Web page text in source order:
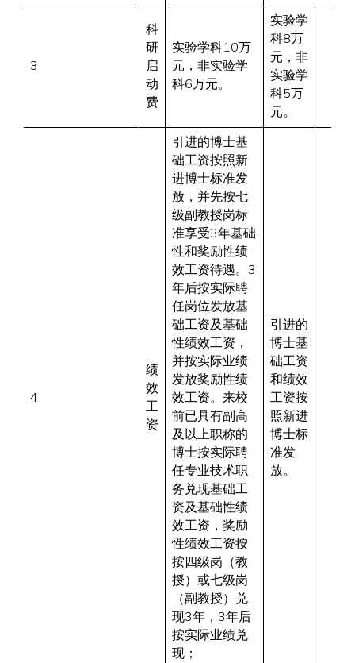
3
科
研
启
动
费
实验学科10万
元，非实验学
科6万元。
实验学
科8万
元，非
实验学
科5万
元。
4
绩
效
工
资
引进的博士基
础工资按照新
进博士标准发
放，并先按七
级副教授岗标
准享受3年基础
性和奖励性绩
效工资待遇。3
年后按实际聘
任岗位发放基
础工资及基础
性绩效工资，
并按实际业绩
发放奖励性绩
效工资。来校
前已具有副高
及以上职称的
博士按实际聘
任专业技术职
务兑现基础工
资及基础性绩
效工资，奖励
性绩效工资按
按四级岗（教
授）或七级岗
（副教授）兑
现3年，3年后
按实际业绩兑
现；
引进的
博士基
础工资
和绩效
工资按
照新进
博士标
准发
放。